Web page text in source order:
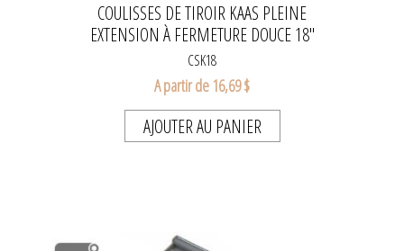
COULISSES DE TIROIR KAAS PLEINE
EXTENSION À FERMETURE DOUCE 18"
CSK18
A partir de 16,69 $
AJOUTER AU PANIER